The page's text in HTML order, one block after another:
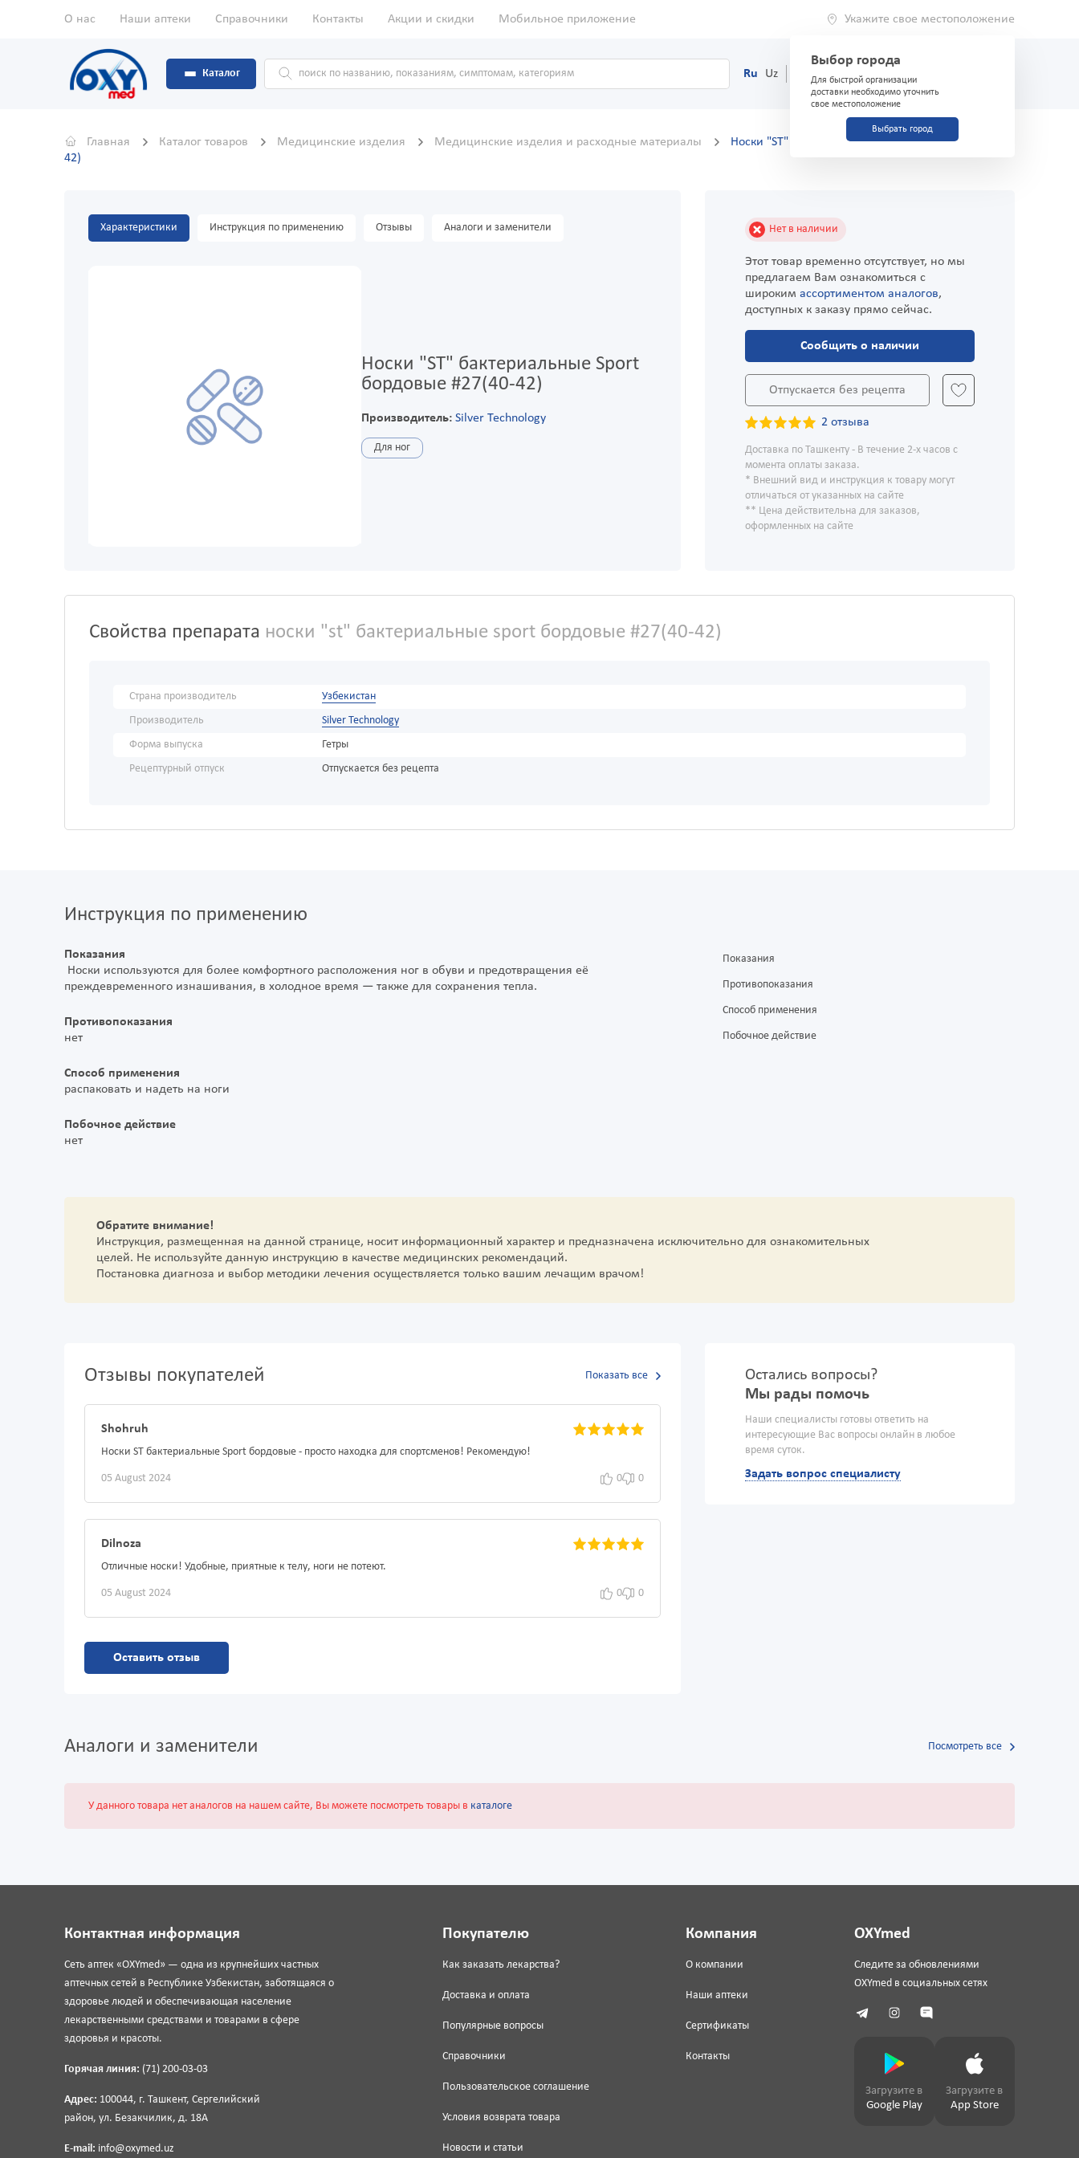
О нас Наши аптеки Справочники Контакты Акции и скидки Мобильное приложение Укажите свое местоположение
Выбор города
Для быстрой организации
доставки необходимо уточнить
свое местоположение
Выбрать город
Каталог Ru Uz (71) 200-03-03
Главная Каталог товаров Медицинские изделия Медицинские изделия и расходные материалы
Носки "ST" бактериальные Sport бордовые #27(40-
42)
Характеристики Инструкция по применению Отзывы Аналоги и заменители
Носки "ST" бактериальные Sport
бордовые #27(40-42)
Производитель: Silver Technology
Для ног
Нет в наличии
Этот товар временно отсутствует, но мы
предлагаем Вам ознакомиться с
широким ассортиментом аналогов,
доступных к заказу прямо сейчас.
Сообщить о наличии
Отпускается без рецепта
2 отзыва
Доставка по Ташкенту - В течение 2-х часов с
момента оплаты заказа.
* Внешний вид и инструкция к товару могут
отличаться от указанных на сайте
** Цена действительна для заказов,
оформленных на сайте
Свойства препарата носки "st" бактериальные sport бордовые #27(40-42)
Страна производитель
Узбекистан
Производитель
Silver Technology
Форма выпуска
Гетры
Рецептурный отпуск
Отпускается без рецепта
Инструкция по применению
Показания
Носки используются для более комфортного расположения ног в обуви и предотвращения её
преждевременного изнашивания, в холодное время — также для сохранения тепла.
Противопоказания
нет
Способ применения
распаковать и надеть на ноги
Побочное действие
нет
Показания
Противопоказания
Способ применения
Побочное действие
Обратите внимание!
Инструкция, размещенная на данной странице, носит информационный характер и предназначена исключительно для ознакомительных
целей. Не используйте данную инструкцию в качестве медицинских рекомендаций.
Постановка диагноза и выбор методики лечения осуществляется только вашим лечащим врачом!
Отзывы покупателей Показать все
Shohruh
Носки ST бактериальные Sport бордовые - просто находка для спортсменов! Рекомендую!
05 August 2024 0 0
Dilnoza
Отличные носки! Удобные, приятные к телу, ноги не потеют.
05 August 2024 0 0
Оставить отзыв
Остались вопросы?
Мы рады помочь
Наши специалисты готовы ответить на
интересующие Вас вопросы онлайн в любое
время суток.
Задать вопрос специалисту
Аналоги и заменители Посмотреть все
У данного товара нет аналогов на нашем сайте, Вы можете посмотреть товары в каталоге
Контактная информация
Сеть аптек «OXYmed» — одна из крупнейших частных
аптечных сетей в Республике Узбекистан, заботящаяся о
здоровье людей и обеспечивающая население
лекарственными средствами и товарами в сфере
здоровья и красоты.
Горячая линия: (71) 200-03-03
Адрес: 100044, г. Ташкент, Сергелийский
район, ул. Безакчилик, д. 18А
E-mail: info@oxymed.uz
Покупателю
Как заказать лекарства?
Доставка и оплата
Популярные вопросы
Справочники
Пользовательское соглашение
Условия возврата товара
Новости и статьи
Компания
О компании
Наши аптеки
Сертификаты
Контакты
OXYmed
Следите за обновлениями
OXYmed в социальных сетях
Загрузите в
Google Play
Загрузите в
App Store